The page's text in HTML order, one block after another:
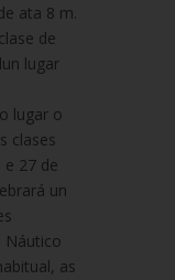
ata 8 m.
de
lugar
lugar o
clases
e 27 de
un
Náutico
as